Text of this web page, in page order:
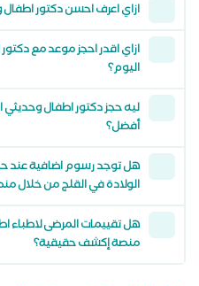
ازاي اعرف احسن دكتور اطفال
ازاي اقدر احجز موعد مع
اليوم؟
ليه حجز دكتور اطفال
أفضل؟
هل توجد رسوم اضافية عند
الولادة في القلج من خلال
هل تقييمات المرضى لاطباء
منصة إكشف حقيقية؟